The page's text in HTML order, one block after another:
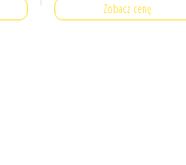
Zobacz cenę